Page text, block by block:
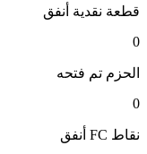
قطعة نقدية أنفق
0
الحزم تم فتحه
0
نقاط FC
أنفق